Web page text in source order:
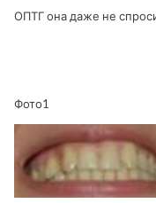
ОПТГ она даже не
Фото1